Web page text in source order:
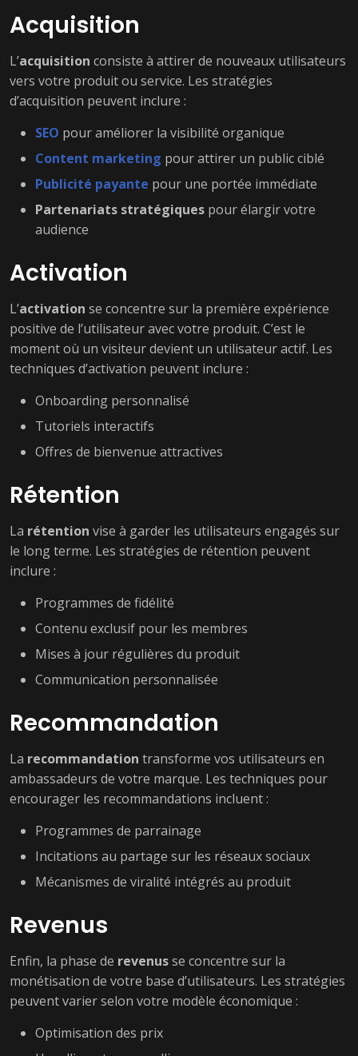
Acquisition
L’acquisition consiste à attirer de nouveaux utilisateurs
vers votre produit ou service. Les stratégies
d’acquisition peuvent inclure :
SEO pour améliorer la visibilité organique
Content marketing pour attirer un public ciblé
Publicité payante pour une portée immédiate
Partenariats stratégiques pour élargir votre
audience
Activation
L’activation se concentre sur la première expérience
positive de l’utilisateur avec votre produit. C’est le
moment où un visiteur devient un utilisateur actif. Les
techniques d’activation peuvent inclure :
Onboarding personnalisé
Tutoriels interactifs
Offres de bienvenue attractives
Rétention
La rétention vise à garder les utilisateurs engagés sur
le long terme. Les stratégies de rétention peuvent
inclure :
Programmes de fidélité
Contenu exclusif pour les membres
Mises à jour régulières du produit
Communication personnalisée
Recommandation
La recommandation transforme vos utilisateurs en
ambassadeurs de votre marque. Les techniques pour
encourager les recommandations incluent :
Programmes de parrainage
Incitations au partage sur les réseaux sociaux
Mécanismes de viralité intégrés au produit
Revenus
Enfin, la phase de revenusse concentre sur la
monétisation de votre base d’utilisateurs. Les stratégies
peuvent varier selon votre modèle économique :
Optimisation des prix